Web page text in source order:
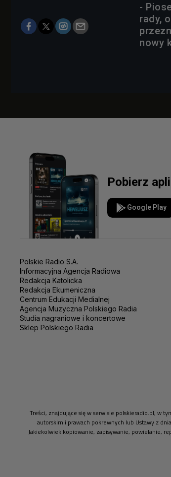
-
rady,
nowy
Pobierz
Google Play
Polskie Radio S.A.
Informacyjna Agencja Radiowa
Redakcja Katolicka
Redakcja Ekumeniczna
Centrum Edukacji Medialnej
Agencja Muzyczna Polskiego Radia
Studia nagraniowe i koncertowe
Sklep Polskiego Radia
Treści, znajdujące się w serwisie polskieradio.pl, w
autorskim i prawach pokrewnych lub Ustawy z
Jakiekolwiek kopiowanie, zapisywanie, powielanie,